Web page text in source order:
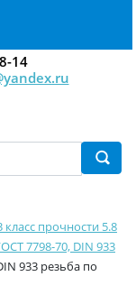
14
класс прочности 5.8
7798-70, DIN 933
933 резьба по